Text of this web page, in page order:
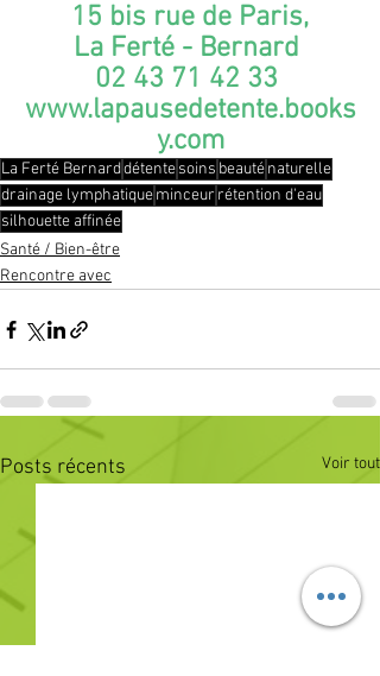
15 bis rue de Paris,
La Ferté - Bernard
02 43 71 42 33
www.lapausedetente.books
y.com
La Ferté Bernarddétentesoins beauténaturelle
drainage lymphatiqueminceur rétention d'eau
silhouette affinée
Santé / Bien-être
Rencontre avec
Posts récents Voir tout